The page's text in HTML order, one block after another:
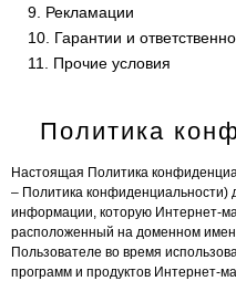
9. Рекламации
10. Гарантии и
11. Прочие условия
Политика
Настоящая Политика
– Политика конфиденциальности)
информации, которую Интернет-
расположенный на доменном
Пользователе во время
программ и продуктов Интернет-